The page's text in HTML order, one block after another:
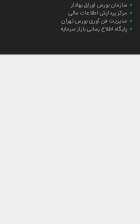
سازمان بورس اوراق بهادار
مرکز پردازش اطلاعات مالی
مدیریت فن آوری بورس تهران
پایگاه اطلاع رسانی بازار سرمایه
ارتباط با صندوق